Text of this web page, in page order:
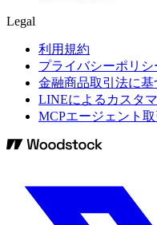
Legal
利用規約
プライバシーポリシ
金融商品取引法に基
LINEによるカスタ
MCPエージェント